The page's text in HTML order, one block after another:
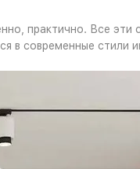
практично. Все
в современные стили